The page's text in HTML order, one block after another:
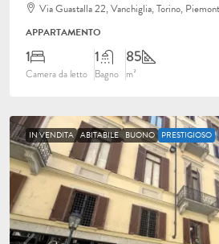
Via Guastalla 22, Vanchiglia, Torino,
APPARTAMENTO
1
Camera da letto
1
Bagno
85
m²
IN VENDITA ABITABILE BUONO PRESTIGIOSO